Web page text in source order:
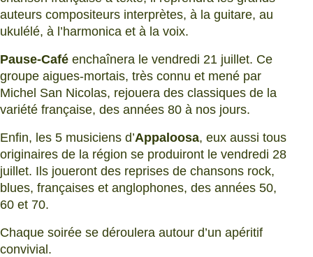
auteurs compositeurs interprètes, à la guitare, au
ukulélé, à l’harmonica et à la voix.
Pause-Café enchaînera le vendredi 21 juillet. Ce
groupe aigues-mortais, très connu et mené par
Michel San Nicolas, rejouera des classiques de la
variété française, des années 80 à nos jours.
Enfin, les 5 musiciens d’Appaloosa, eux aussi tous
originaires de la région se produiront le vendredi 28
juillet. Ils joueront des reprises de chansons rock,
blues, françaises et anglophones, des années 50,
60 et 70.
Chaque soirée se déroulera autour d’un apéritif
convivial.